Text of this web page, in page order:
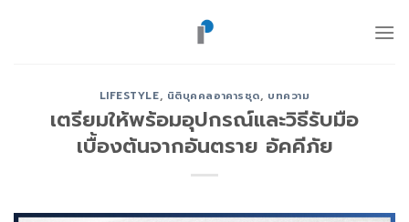
LIFESTYLE, นิติบุคคลอาคารชุด, บทความ
เตรียมให้พร้อมอุปกรณ์และวิธีรับมือ
เบื้องต้นจากอันตราย อัคคีภัย